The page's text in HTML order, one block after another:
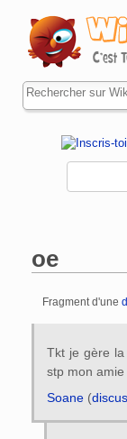
oe
Fragment d'une
Tkt je gère
stp mon
Soane(